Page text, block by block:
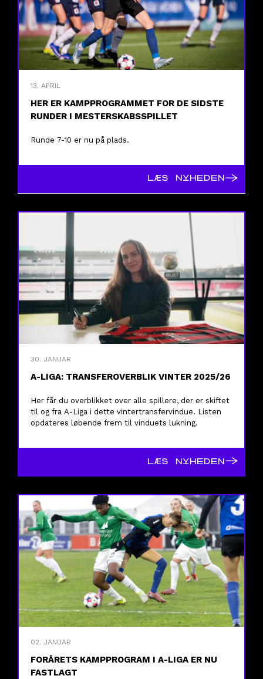
13. APRIL
HER ER KAMPPROGRAMMET FOR DE SIDSTE
RUNDER I MESTERSKABSSPILLET
Runde 7-10 er nu på plads.
LÆS NYHEDEN →
30. JANUAR
A-LIGA: TRANSFEROVERBLIK VINTER 2025/26
Her får du overblikket over alle spillere, der er skiftet
til og fra A-Liga i dette vintertransfervindue. Listen
opdateres løbende frem til vinduets lukning.
LÆS NYHEDEN →
02. JANUAR
FORÅRETS KAMPPROGRAM I A-LIGA ER NU
FASTLAGT